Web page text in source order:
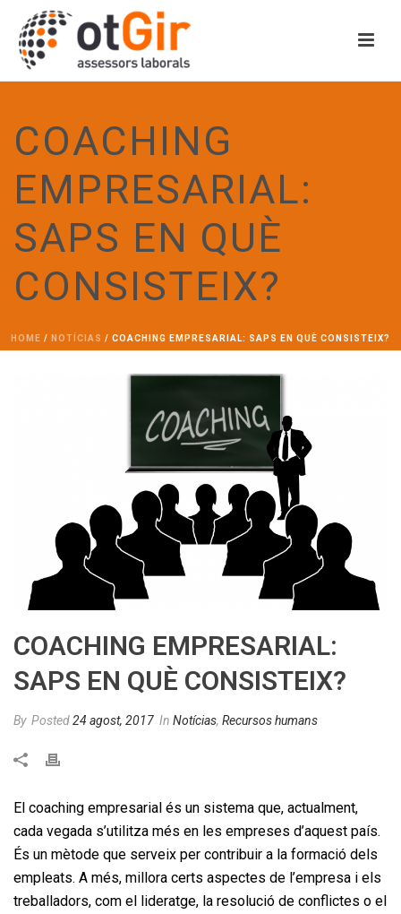
COACHING
EMPRESARIAL:
SAPS EN QUÈ
CONSISTEIX?
HOME / NOTÍCIAS / COACHING EMPRESARIAL: SAPS EN QUÈ CONSISTEIX?
COACHING EMPRESARIAL:
SAPS EN QUÈ CONSISTEIX?
By Posted24 agost, 2017 In Notícias, Recursos humans
El coaching empresarial és un sistema que, actualment,
cada vegada s’utilitza més en les empreses d’aquest país.
És un mètode que serveix per contribuir a la formació dels
empleats. A més, millora certs aspectes de l’empresa i els
treballadors, com el lideratge, la resolució de conflictes o el